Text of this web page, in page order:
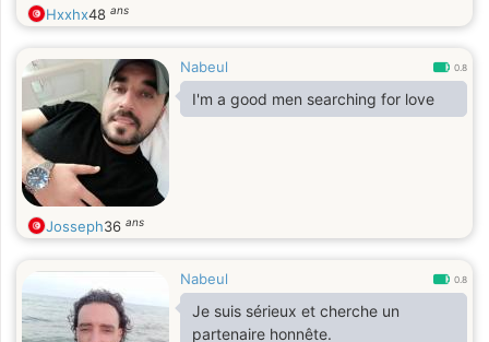
Hxxhx48 ans
Nabeul 0.8
I'm a good men searching for love
Josseph36 ans
Nabeul 0.8
Je suis sérieux et cherche un
partenaire honnête.